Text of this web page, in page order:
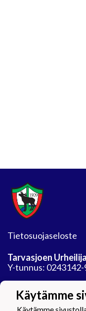
Tietosuojaseloste
Tarvasjoen
Y-tunnus: 0243142-
Auranmaan
Areenatie 30
Käytämme